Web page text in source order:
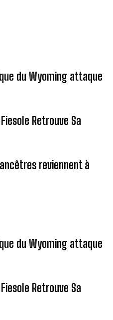
du Wyoming attaque
Retrouve Sa
reviennent à
du Wyoming attaque
Retrouve Sa